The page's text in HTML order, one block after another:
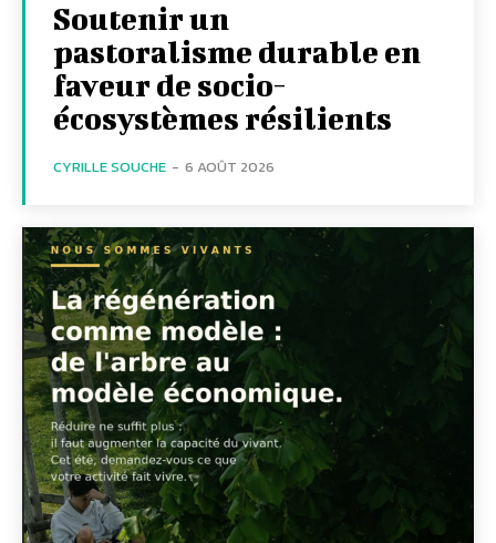
Soutenir un
pastoralisme durable en
faveur de socio-
écosystèmes résilients
CYRILLE SOUCHE - 6 AOÛT 2026